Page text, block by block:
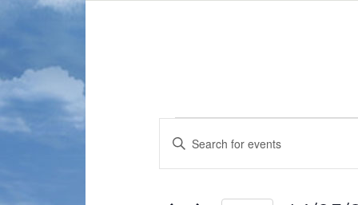
Events
Search
and
Enter
Keyword.
Search